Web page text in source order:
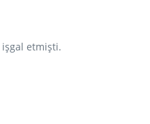
işgal etmişti.